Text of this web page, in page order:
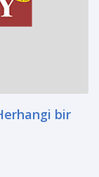
bir